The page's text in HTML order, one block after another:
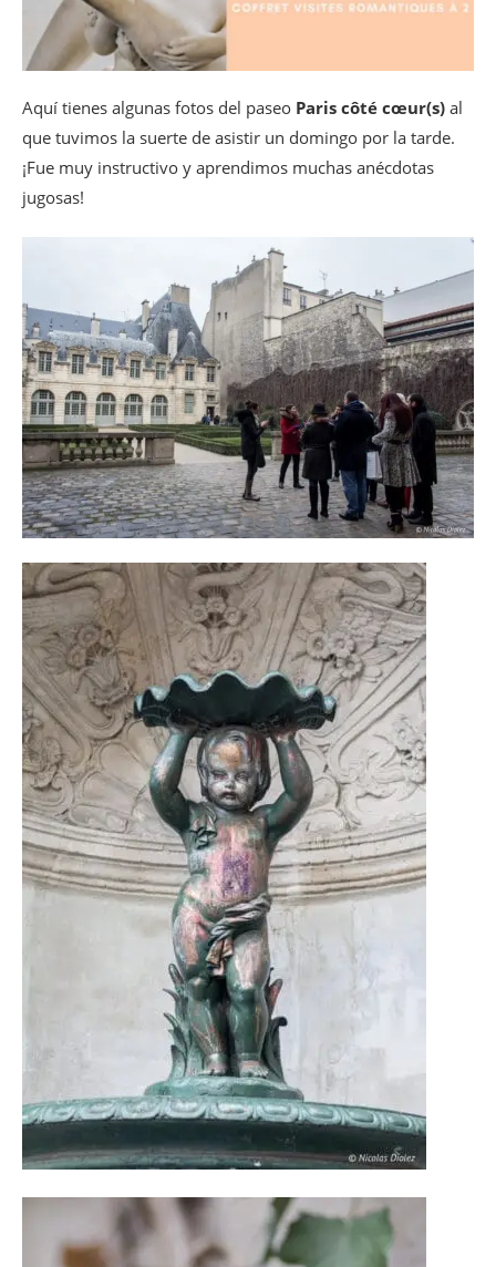
Aquí tienes algunas fotos del paseo Paris côté cœur(s) al
que tuvimos la suerte de asistir un domingo por la tarde.
¡Fue muy instructivo y aprendimos muchas anécdotas
jugosas!